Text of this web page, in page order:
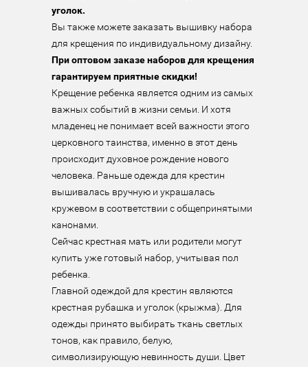
уголок.
Вы также можете заказать вышивку набора
При оптовом заказе наборов для крещения
гарантируем приятные скидки!
Крещение ребенка является одним из самых
важных событий в жизни семьи. И хотя
младенец не понимает всей важности этого
церковного таинства, именно в этот день
происходит духовное рождение нового
человека. Раньше одежда для крестин
вышивалась вручную и украшалась
кружевом в соответствии с общепринятыми
канонами.
Сейчас крестная мать или родители могут
купить уже готовый набор, учитывая пол
ребенка.
Главной одеждой для крестин являются
крестная рубашка и уголок (крыжма). Для
одежды принято выбирать ткань светлых
тонов, как правило, белую,
символизирующую невинность души. Цвет